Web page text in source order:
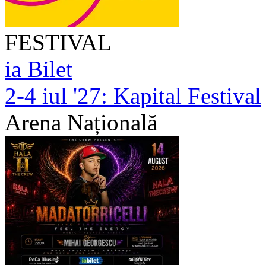
FESTIVAL
ia Bilet
2-4 iul '27: Kapital Festival
Arena Națională